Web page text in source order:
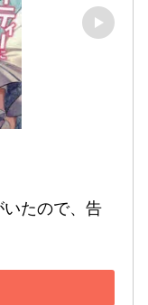
たので、告